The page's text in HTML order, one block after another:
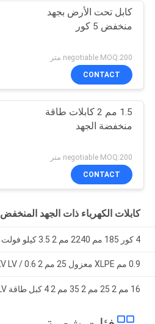
كابل تحت الأرض بجهد
منخفض 5 كور
negotiable MOQ:200 متر
CONTACT
1.5 مم 2 كابلات طاقة
منخفضة الجهد
negotiable MOQ:200 متر
CONTACT
كابلات الكهرباء ذات الجهد المنخفض
4 كور 185 مم 2240 مم 2 3.5 كيلو فولت كبل كهربائي منخفض الجهد
0.9 مم XLPE معزول 25 مم 2 0.6 / 1KV LV كابلات الطاقة
16 مم 2 25 مم 2 35 مم 2 4 كبل طاقة LV معزول XLPE 4 كور